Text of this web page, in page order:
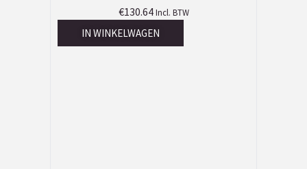
€130.64 Incl. BTW
IN WINKELWAGEN